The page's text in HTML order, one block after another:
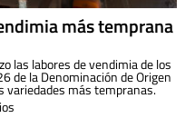
más temprana
las labores de vendimia de los
de la Denominación de Origen
variedades más tempranas.